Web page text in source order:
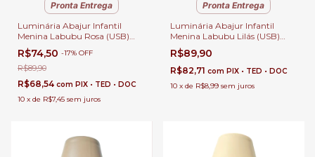
Pronta Entrega
Luminária Abajur Infantil
Menina Labubu Rosa (USB)
Para Cabeceira, Escrivaninhas
e Presentes | Incluso Apontador
| 3 Iluminações
R$74,50 -17% OFF
R$89,90
R$68,54 com PIX • TED • DOC
10 x de R$7,45 sem juros
Pronta Entrega
Luminária Abajur Infantil
Menina Labubu Lilás (USB)
Para Cabeceira, Escrivaninhas
e Presentes | Incluso Apontador
| 3 Iluminações
R$89,90
R$82,71 com PIX • TED • DOC
10 x de R$8,99 sem juros